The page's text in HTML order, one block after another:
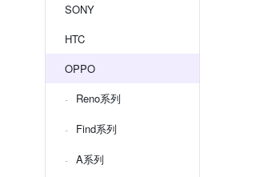
SONY
HTC
OPPO
Reno系列
Find系列
A系列